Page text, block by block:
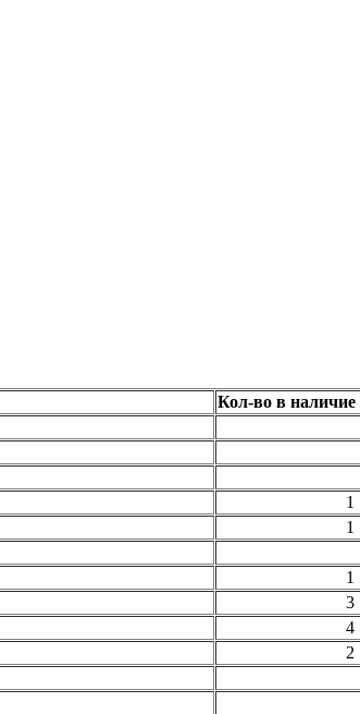
Кол-во в наличие
1
1
1
3
4
2